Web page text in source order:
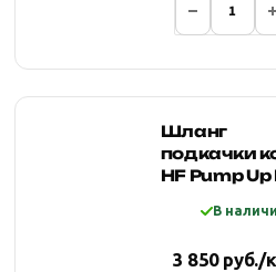
Шланг
подкачки
HF Pump Up
В
3 850 руб./